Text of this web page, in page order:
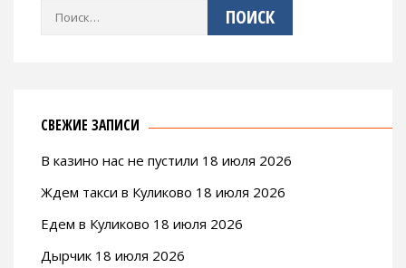
Найти:
СВЕЖИЕ ЗАПИСИ
В казино нас не пустили 18 июля 2026
Ждем такси в Куликово 18 июля 2026
Едем в Куликово 18 июля 2026
Дырчик 18 июля 2026